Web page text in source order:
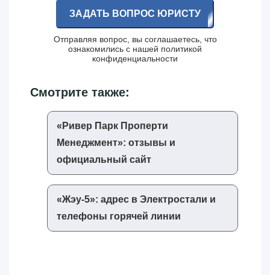
ЗАДАТЬ ВОПРОС ЮРИСТУ
Отправляя вопрос, вы соглашаетесь, что
ознакомились с нашей политикой
конфиденциальности
Смотрите также:
«‎Ривер Парк Проперти
Менеджмент»‎: отзывы и
официальный сайт
«‎Жэу-5»‎: адрес в Электростали и
телефоны горячей линии